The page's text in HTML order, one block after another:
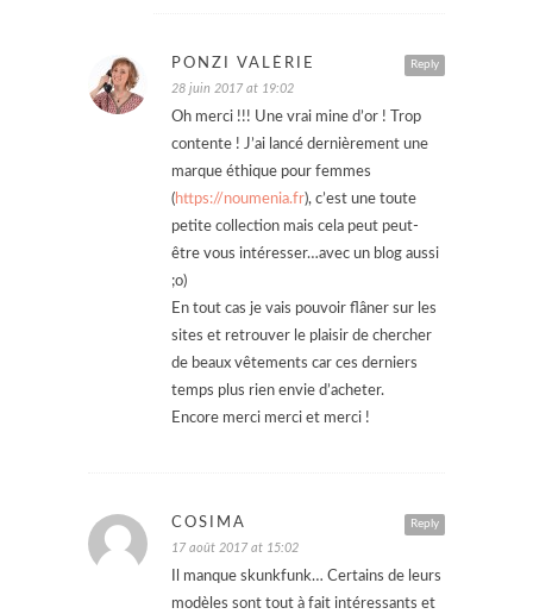
Reply
PONZI VALÉRIE
28 juin 2017 at 19:02
Oh merci !!! Une vrai mine d’or ! Trop
contente ! J’ai lancé dernièrement une
marque éthique pour femmes
(https://noumenia.fr), c’est une toute
petite collection mais cela peut peut-
être vous intéresser…avec un blog aussi
;o)
En tout cas je vais pouvoir flâner sur les
sites et retrouver le plaisir de chercher
de beaux vêtements car ces derniers
temps plus rien envie d’acheter.
Encore merci merci et merci !
Reply
COSIMA
17 août 2017 at 15:02
Il manque skunkfunk… Certains de leurs
modèles sont tout à fait intéressants et